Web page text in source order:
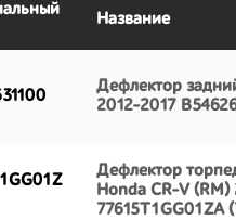
Название
Дефлектор
2012-2017
Дефлектор
Honda CR-V (RM)
77615T1GG01ZA